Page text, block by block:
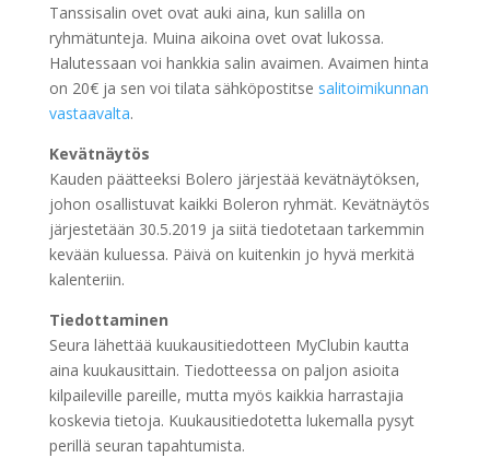
Tanssisalin ovet ovat auki aina, kun salilla on
ryhmätunteja. Muina aikoina ovet ovat lukossa.
Halutessaan voi hankkia salin avaimen. Avaimen hinta
on 20€ ja sen voi tilata sähköpostitse salitoimikunnan
vastaavalta.
Kevätnäytös
Kauden päätteeksi Bolero järjestää kevätnäytöksen,
johon osallistuvat kaikki Boleron ryhmät. Kevätnäytös
järjestetään 30.5.2019 ja siitä tiedotetaan tarkemmin
kevään kuluessa. Päivä on kuitenkin jo hyvä merkitä
kalenteriin.
Tiedottaminen
Seura lähettää kuukausitiedotteen MyClubin kautta
aina kuukausittain. Tiedotteessa on paljon asioita
kilpaileville pareille, mutta myös kaikkia harrastajia
koskevia tietoja. Kuukausitiedotetta lukemalla pysyt
perillä seuran tapahtumista.